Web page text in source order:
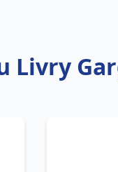
Livry